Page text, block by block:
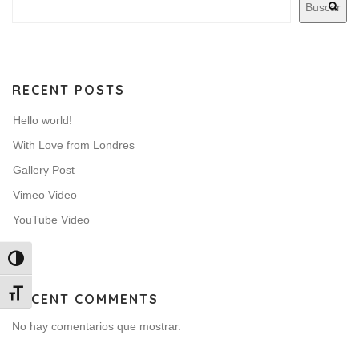
Alternar alto contraste
Alternar tamaño de letra
Buscar
RECENT POSTS
Hello world!
With Love from Londres
Gallery Post
Vimeo Video
YouTube Video
RECENT COMMENTS
No hay comentarios que mostrar.